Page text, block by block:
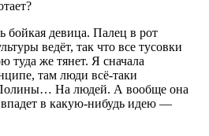
девица. Палец в рот
ведёт, так что все тусовки
туда же тянет. Я сначала
там люди всё-таки
На людей. А вообще она
в какую-нибудь идею —